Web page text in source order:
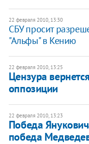
22 февраля 2010, 13:30
СБУ просит
"Альфы" в Кению
22 февраля 2010, 13:25
Цензура
оппозиции
22 февраля 2010, 13:23
Победа
победа